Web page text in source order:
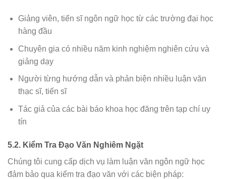
Giảng viên, tiến sĩ ngôn ngữ học từ các trường đại học
hàng đầu
Chuyên gia có nhiều năm kinh nghiệm nghiên cứu và
giảng dạy
Người từng hướng dẫn và phản biện nhiều luận văn
thạc sĩ, tiến sĩ
Tác giả của các bài báo khoa học đăng trên tạp chí uy
tín
5.2. Kiểm Tra Đạo Văn Nghiêm Ngặt
Chúng tôi cung cấp dịch vụ làm luận văn ngôn ngữ học
đảm bảo qua kiểm tra đạo văn với các biện pháp: